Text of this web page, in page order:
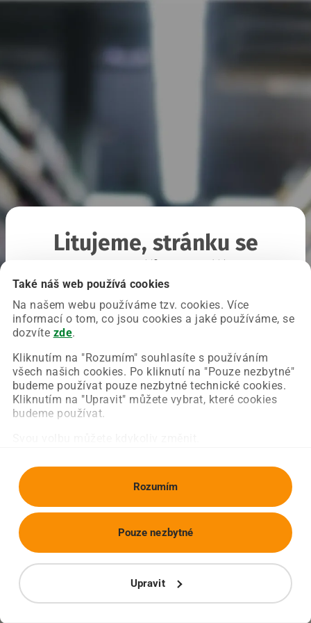
Také náš web používá cookies
Na našem webu používáme tzv. cookies. Více
informací o tom, co jsou cookies a jaké používáme, se
dozvíte zde.
Kliknutím na "Rozumím" souhlasíte s používáním
všech našich cookies. Po kliknutí na "Pouze nezbytné"
budeme používat pouze nezbytné technické cookies.
Kliknutím na "Upravit" můžete vybrat, které cookies
budeme používat.
Rozumím
Upravit
Pouze nezbytné
Litujeme, stránku se
Chyba nastala na naší straně a už ji opravujeme.
Zkuste prosím znovu načíst požadovanou stránku.
Obnovit stránku Úvodní strana